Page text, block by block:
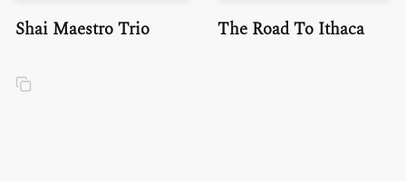
Shai Maestro Trio The Road To Ithaca